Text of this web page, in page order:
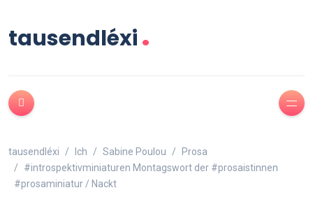
tausendléxi.
tausendléxi Ich Sabine Poulou
Prosa
#introspektivminiaturen Montagswort der #prosaistinnen
#prosaminiatur / Nackt